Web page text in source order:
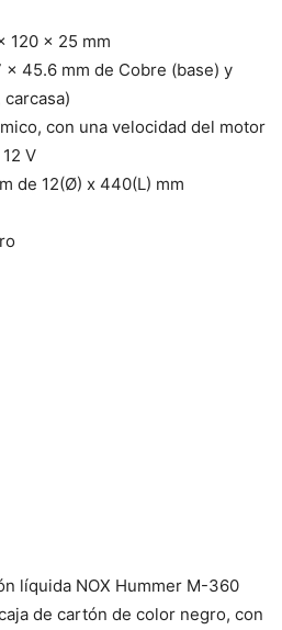
120 x 25 mm
x 45.6 mm de Cobre (base) y
con una velocidad del motor
V
de 12(Ø) x 440(L) mm
líquida NOX Hummer M-360
de cartón de color negro, con